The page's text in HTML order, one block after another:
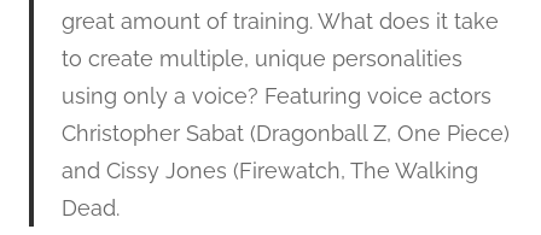
great amount of training. What does it take
to create multiple, unique personalities
using only a voice? Featuring voice actors
Christopher Sabat (Dragonball Z, One Piece)
and Cissy Jones (Firewatch, The Walking
Dead.